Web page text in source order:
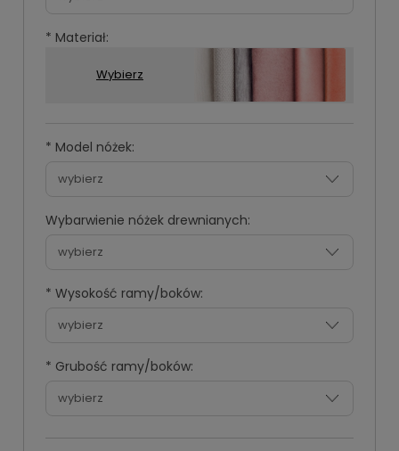
* Materiał:
Wybierz
*
tkanin:
Grupa
Grupa
Grupa
D
Grupa
*
tkaniny:
*
materiału:
* Model nóżek:
Wybarwienie nóżek drewnianych:
* Wysokość ramy/boków:
* Grubość ramy/boków: